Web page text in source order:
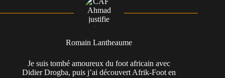
Romain Lantheaume
Je suis tombé amoureux du foot africain avec
Didier Drogba, puis j’ai découvert Afrik-Foot en